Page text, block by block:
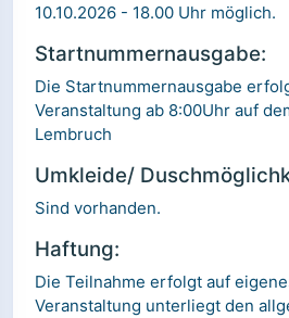
10.10.2026 - 18.00 Uhr möglich.
Startnummernausgabe:
Die Startnummernausgabe
Veranstaltung ab 8:00Uhr auf
Lembruch
Umkleide/
Sind vorhanden.
Haftung:
Die Teilnahme erfolgt auf
Veranstaltung unterliegt den